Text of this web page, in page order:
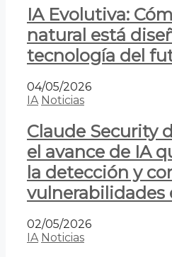
IA Evolutiva:
natural está
tecnología del
04/05/2026
IA Noticias
Claude Security
el avance de IA
la detección y
vulnerabilidades
02/05/2026
IA Noticias